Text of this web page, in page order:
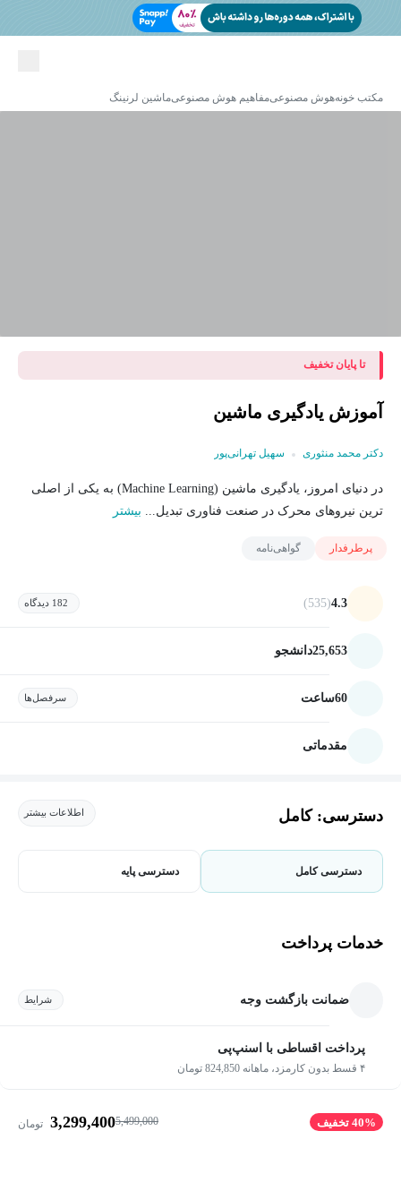
مکتب خونههوش مصنوعیمفاهیم هوش مصنوعیماشین لرنینگ
تا پایان تخفیف
آموزش یادگیری ماشین
دکتر محمد منثوری سهیل تهرانی‌پور
در دنیای امروز، یادگیری ماشین (Machine Learning) به یکی از اصلی
ترین نیروهای محرک در صنعت فناوری تبدیل... بیشتر
پرطرفدار گواهی‌نامه
4.3
(535) 182 دیدگاه
25,653دانشجو
60ساعت سرفصل‌ها
مقدماتی
دسترسی: کامل اطلاعات بیشتر
دسترسی کامل دسترسی پایه
خدمات پرداخت
ضمانت بازگشت وجه شرایط
پرداخت اقساطی با اسنپ‌پی
۴ قسط بدون کارمزد، ماهانه 824,850 تومان
40% تخفیف 5,499,000
3,299,400 تومان